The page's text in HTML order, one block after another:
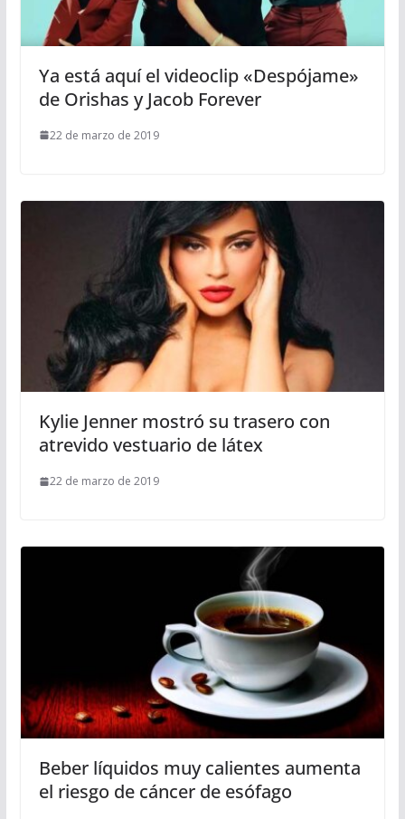
Ya está aquí el videoclip «Despójame»
de Orishas y Jacob Forever
22 de marzo de 2019
Kylie Jenner mostró su trasero con
atrevido vestuario de látex
22 de marzo de 2019
Beber líquidos muy calientes aumenta
el riesgo de cáncer de esófago